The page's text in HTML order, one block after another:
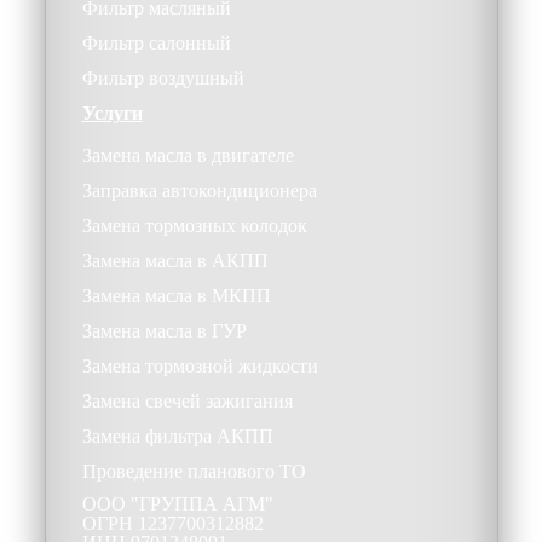
Фильтр масляный
Фильтр салонный
Фильтр воздушный
Услуги
Замена масла в двигателе
Заправка автокондиционера
Замена тормозных колодок
Замена масла в АКПП
Замена масла в МКПП
Замена масла в ГУР
Замена тормозной жидкости
Замена свечей зажигания
Замена фильтра АКПП
Проведение планового ТО
ООО "ГРУППА АГМ"
ОГРН 1237700312882